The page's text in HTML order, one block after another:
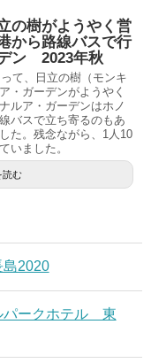
の樹がようやく営
から路線バスで行
ン 2023年秋
て、日立の樹（モンキ
・ガーデンがようやく
ルア・ガーデンはホノ
バスで立ち寄るのもあ
た。残念ながら、1人10
いました。
読む
2020
パークホテル 東